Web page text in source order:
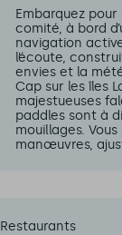
Embarquez
comité, à bord
navigation
l’écoute,
envies et la
Cap sur les îles
majestueuses
paddles sont à
mouillages.
manœuvres,
Restaurants